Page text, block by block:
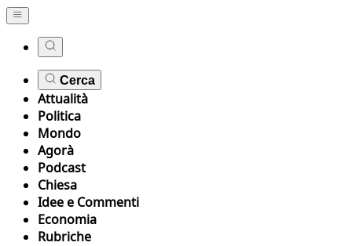
Cerca
Attualità
Politica
Mondo
Agorà
Podcast
Chiesa
Idee e Commenti
Economia
Rubriche